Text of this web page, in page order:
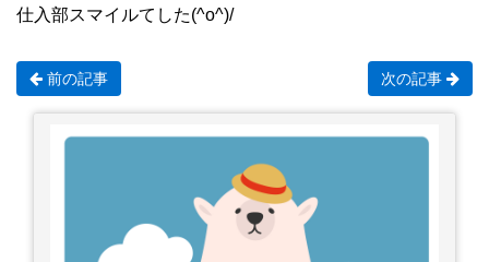
仕入部スマイルてした(^o^)/
前の記事 次の記事